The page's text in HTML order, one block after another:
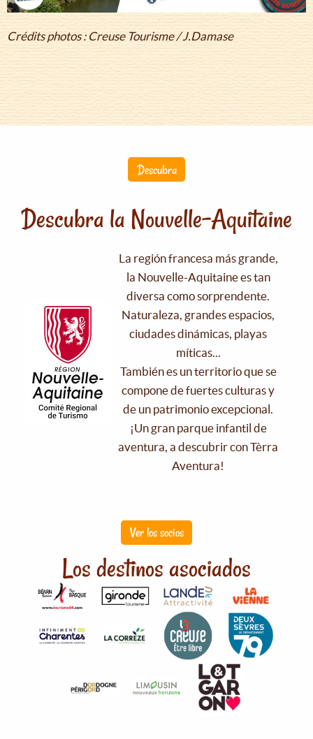
Crédits photos : Creuse Tourisme / J.Damase
Descubra
Descubra la Nouvelle-Aquitaine
La región francesa más grande,
la Nouvelle-Aquitaine es tan
diversa como sorprendente.
Naturaleza, grandes espacios,
ciudades dinámicas, playas
míticas...
También es un territorio que se
compone de fuertes culturas y
de un patrimonio excepcional.
¡Un gran parque infantil de
aventura, a descubrir con Tèrra
Aventura!
Ver los socios
Los destinos asociados